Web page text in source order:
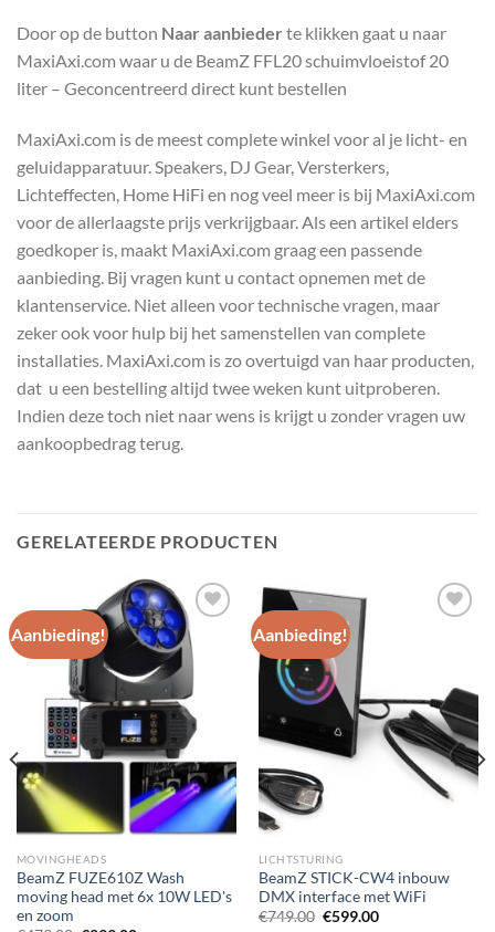
Door op de button Naar aanbieder te klikken gaat u naar
MaxiAxi.com waar u de BeamZ FFL20 schuimvloeistof 20
liter – Geconcentreerd direct kunt bestellen
MaxiAxi.com is de meest complete winkel voor al je licht- en
geluidapparatuur. Speakers, DJ Gear, Versterkers,
Lichteffecten, Home HiFi en nog veel meer is bij MaxiAxi.com
voor de allerlaagste prijs verkrijgbaar. Als een artikel elders
goedkoper is, maakt MaxiAxi.com graag een passende
aanbieding. Bij vragen kunt u contact opnemen met de
klantenservice. Niet alleen voor technische vragen, maar
zeker ook voor hulp bij het samenstellen van complete
installaties. MaxiAxi.com is zo overtuigd van haar producten,
dat u een bestelling altijd twee weken kunt uitproberen.
Indien deze toch niet naar wens is krijgt u zonder vragen uw
aankoopbedrag terug.
GERELATEERDE PRODUCTEN
Aanbieding!
Toevoegen
wenslijst
MOVINGHEADS
BeamZ FUZE610Z Wash
moving head met 6x 10W LED's
en zoom
Aanbieding!
wenslijst
LICHTSTURING
BeamZ STICK-CW4 inbouw
DMX interface met WiFi
€749.00 Oorspronkelijke
€599.00Huidige